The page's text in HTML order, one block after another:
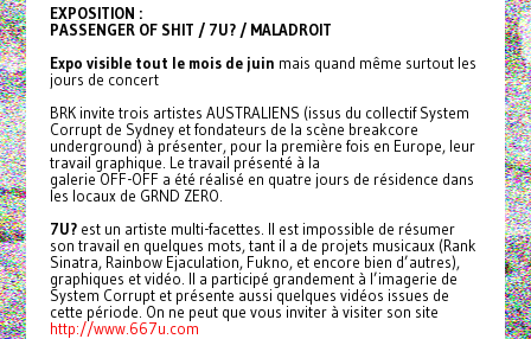
EXPOSITION :
PASSENGER OF SHIT / 7U? / MALADROIT
Expo visible tout le mois de juin mais quand même surtout les
jours de concert
BRK invite trois artistes AUSTRALIENS (issus du collectif System
Corrupt de Sydney et fondateurs de la scène breakcore
underground) à présenter, pour la première fois en Europe, leur
travail graphique. Le travail présenté à la
galerie OFF-OFF a été réalisé en quatre jours de résidence dans
les locaux de GRND ZERO.
7U?est un artiste multi-facettes. Il est impossible de résumer
son travail en quelques mots, tant il a de projets musicaux (Rank
Sinatra, Rainbow Ejaculation, Fukno, et encore bien d’autres),
graphiques et vidéo. Il a participé grandement à l’imagerie de
System Corrupt et présente aussi quelques vidéos issues de
cette période. On ne peut que vous inviter à visiter son site
http://www.667u.com